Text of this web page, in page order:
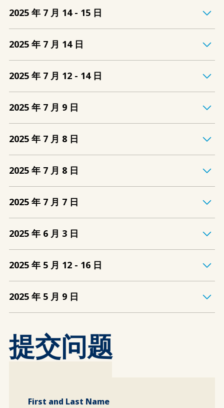
2025 年 7 月 14 - 15 日
2025 年 7 月 14 日
2025 年 7 月 12 - 14 日
2025 年 7 月 9 日
2025 年 7 月 8 日
2025 年 7 月 8 日
2025 年 7 月 7 日
2025 年 6 月 3 日
2025 年 5 月 12 - 16 日
2025 年 5 月 9 日
提交问题
Full Name
First and Last Name